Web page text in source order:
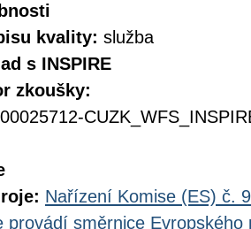
kvality: služba
s INSPIRE
zkoušky:
Nařízení Komise (ES) č.
provádí směrnice